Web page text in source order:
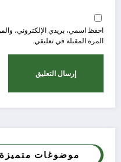
احفظ اسمي، بريدي الإلكتروني،
المرة المقبلة في تعليقي.
موضوغات متميزة